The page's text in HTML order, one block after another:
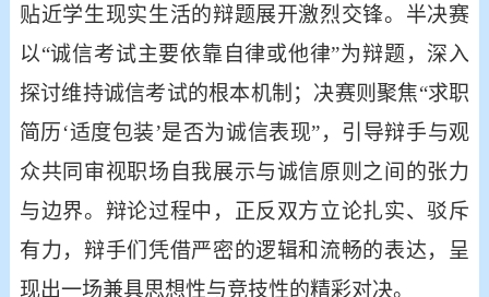
贴近学生现实生活的辩题展开激烈交锋。半决赛
以“诚信考试主要依靠自律或他律”为辩题，深入
探讨维持诚信考试的根本机制；决赛则聚焦“求职
简历‘适度包装’是否为诚信表现”，引导辩手与观
众共同审视职场自我展示与诚信原则之间的张力
与边界。辩论过程中，正反双方立论扎实、驳斥
有力，辩手们凭借严密的逻辑和流畅的表达，呈
现出一场兼具思想性与竞技性的精彩对决。